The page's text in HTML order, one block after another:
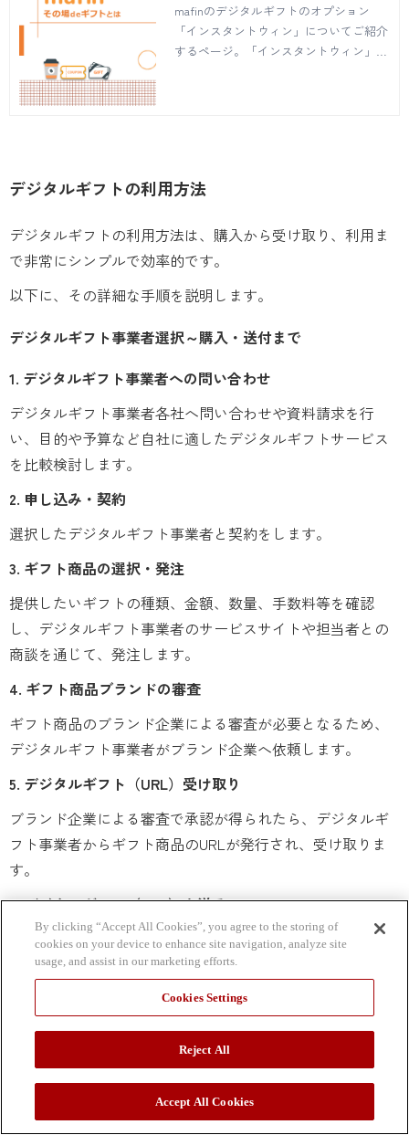
mafinのデジタルギフトのオプション
「インスタントウィン」についてご紹介
するページ。「インスタントウィン」の
デジタルギフトの利用方法
デジタルギフトの利用方法は、購入から受け取り、利用ま
で非常にシンプルで効率的です。
以下に、その詳細な手順を説明します。
デジタルギフト事業者選択～購入・送付まで
1. デジタルギフト事業者への問い合わせ
デジタルギフト事業者各社へ問い合わせや資料請求を行
い、目的や予算など自社に適したデジタルギフトサービス
を比較検討します。
2. 申し込み・契約
選択したデジタルギフト事業者と契約をします。
3. ギフト商品の選択・発注
提供したいギフトの種類、金額、数量、手数料等を確認
し、デジタルギフト事業者のサービスサイトや担当者との
商談を通じて、発注します。
4. ギフト商品ブランドの審査
ギフト商品のブランド企業による審査が必要となるため、
デジタルギフト事業者がブランド企業へ依頼します。
5. デジタルギフト（URL）受け取り
ブランド企業による審査で承認が得られたら、デジタルギ
フト事業者からギフト商品のURLが発行され、受け取りま
す。
6. デジタルギフト（URL）を送る
デジタルギフト事業者から受け取ったギフト商品のURLを
受け取り手に送ります。
送付方法（メール、SNS、QRコード）
デジタルギフトの送付方法は主に以下の3つがあります。
多くの受け取り手へ大量配信する場合には、デジタルギフ
By clicking “Accept All Cookies”, you agree to the storing of
cookies on your device to enhance site navigation, analyze site
usage, and assist in our marketing efforts.
Cookies Settings
Reject All
Accept All Cookies